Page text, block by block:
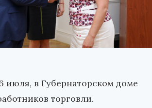
июля, в Губернаторском доме
торговли.